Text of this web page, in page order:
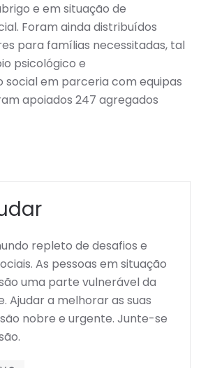
e em situação de
Foram ainda distribuídos
para famílias necessitadas, tal
psicológico e
em parceria com equipas
apoiados 247 agregados
repleto de desafios e
As pessoas em situação
uma parte vulnerável da
Ajudar a melhorar as suas
nobre e urgente. Junte-se